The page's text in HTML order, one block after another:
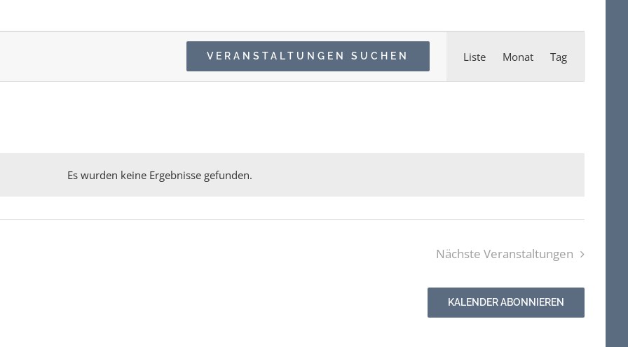
Hinweis
Es wurden keine Ergebnisse gefunden.
VERANSTALTUNGEN SUCHEN
Ansichten-
Liste Monat Tag
NächsteVeranstaltungen
KALENDER ABONNIEREN